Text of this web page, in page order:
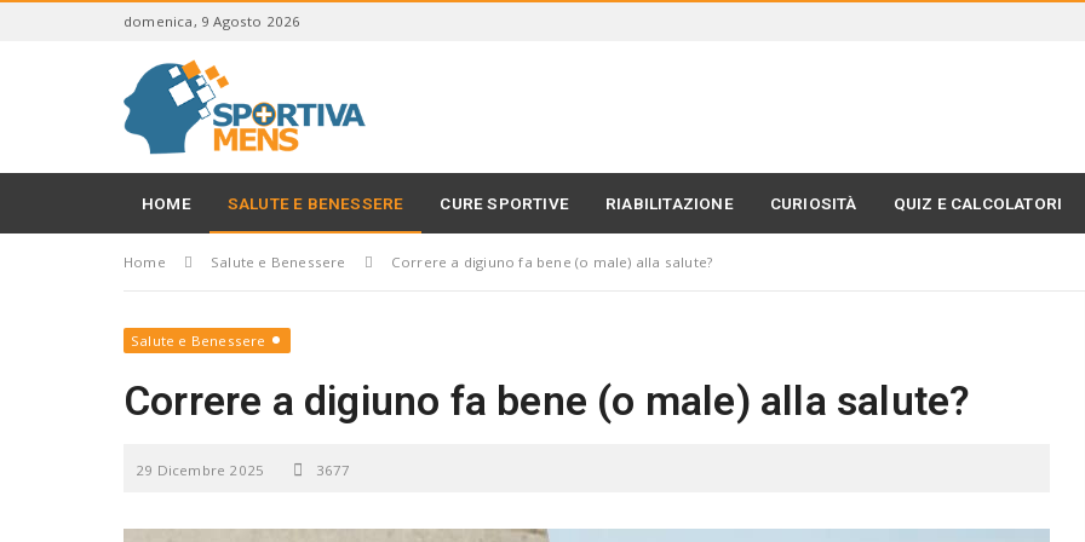
a
n
domenica, 9 Agosto 2026
v
a
M
HOME SALUTE E BENESSERE CURE SPORTIVE RIABILITAZIONE CURIOSITÀ QUIZ E CALCOLATORI
Home Salute e Benessere Correre a digiuno fa bene (o male) alla salute?
Salute e Benessere
Correre a digiuno fa bene (o male) alla salute?
29 Dicembre 2025 3677